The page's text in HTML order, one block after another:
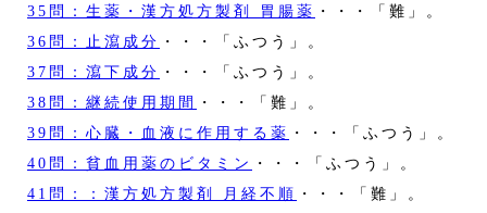
35問：生薬・漢方処方製剤 胃腸薬 ・・・「難」。
36問：止瀉成分 ・・・「ふつう」。
37問：瀉下成分 ・・・「ふつう」。
38問：継続使用期間
・・・「難」。
39問：心臓・血液に作用する薬 ・・・「ふつう」。
40問：貧血用薬のビタミン
・・・「ふつう」。
41問：：漢方処方製剤 月経不順 ・・・「難」。